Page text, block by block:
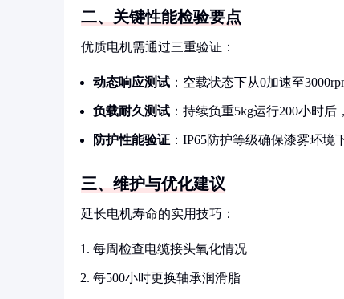
二、关键性能检验要点
优质电机需通过三重验证：
动态响应测试 ：空载状态下从0加速至
负载耐久测试 ：持续负重5kg运行200小时
防护性能验证 ：IP65防护等级确保漆雾环
三、维护与优化建议
延长电机寿命的实用技巧：
每周检查电缆接头氧化情况
每500小时更换轴承润滑脂